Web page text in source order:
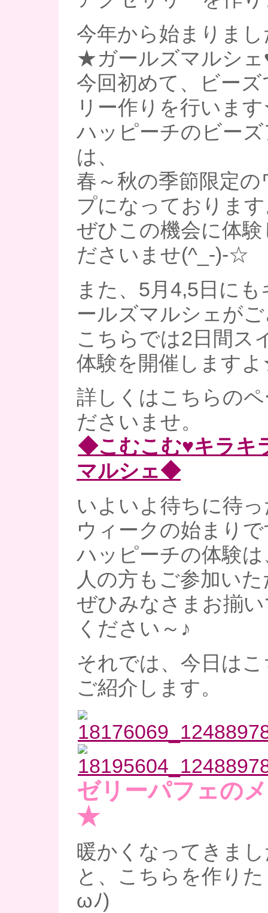
今年から始まりま
★ガールズマルシェ
今回初めて、ビー
リー作りを行いま
ハッピーチのビー
は、
春～秋の季節限定
プになっておりま
ぜひこの機会に体
ださいませ(^_-)-☆
また、5月4,5日に
ールズマルシェが
こちらでは2日間ス
体験を開催します
詳しくはこちらの
ださいませ。
◆こむこむ♥キラキ
マルシェ◆
いよいよ待ちに待
ウィークの始まり
ハッピーチの体験
人の方もご参加い
ぜひみなさまお揃
ください～♪
それでは、今日は
ご紹介します。
ゼリーパフェの
★
暖かくなってきま
と、こちらを作り
ωﾉ)